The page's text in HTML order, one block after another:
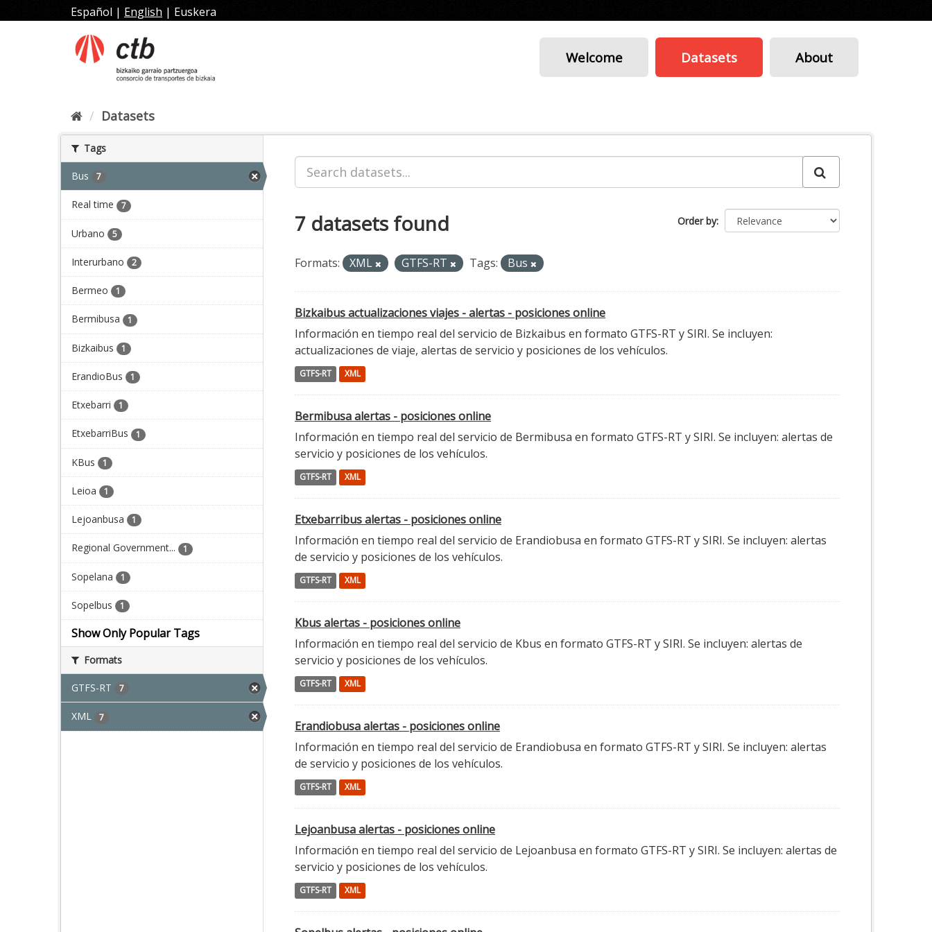
to
Español | English | Euskera
Welcome Datasets About
Datasets
Tags
Bus 7
Real time 7
Urbano 5
Interurbano 2
Bermeo 1
Bermibusa 1
Bizkaibus 1
ErandioBus 1
Etxebarri 1
EtxebarriBus 1
KBus 1
Leioa 1
Lejoanbusa 1
Regional Government... 1
Sopelana 1
Sopelbus 1
Show Only Popular Tags
Formats
GTFS-RT 7
XML 7
Order by
7 datasets found
Formats: XML GTFS-RT Tags: Bus
Bizkaibus actualizaciones viajes - alertas - posiciones online
Información en tiempo real del servicio de Bizkaibus en formato GTFS-RT y SIRI. Se incluyen:
actualizaciones de viaje, alertas de servicio y posiciones de los vehículos.
GTFS-RT XML
Bermibusa alertas - posiciones online
Información en tiempo real del servicio de Bermibusa en formato GTFS-RT y SIRI. Se incluyen: alertas de
servicio y posiciones de los vehículos.
GTFS-RT XML
Etxebarribus alertas - posiciones online
Información en tiempo real del servicio de Erandiobusa en formato GTFS-RT y SIRI. Se incluyen: alertas
de servicio y posiciones de los vehículos.
GTFS-RT XML
Kbus alertas - posiciones online
Información en tiempo real del servicio de Kbus en formato GTFS-RT y SIRI. Se incluyen: alertas de
servicio y posiciones de los vehículos.
GTFS-RT XML
Erandiobusa alertas - posiciones online
Información en tiempo real del servicio de Erandiobusa en formato GTFS-RT y SIRI. Se incluyen: alertas
de servicio y posiciones de los vehículos.
GTFS-RT XML
Lejoanbusa alertas - posiciones online
Información en tiempo real del servicio de Lejoanbusa en formato GTFS-RT y SIRI. Se incluyen: alertas de
servicio y posiciones de los vehículos.
GTFS-RT XML